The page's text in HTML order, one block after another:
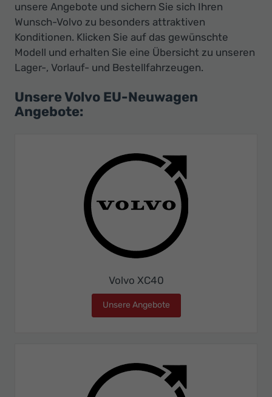
unsere Angebote und sichern Sie sich Ihren
Wunsch-Volvo zu besonders attraktiven
Konditionen. Klicken Sie auf das gewünschte
Modell und erhalten Sie eine Übersicht zu unseren
Lager-, Vorlauf- und Bestellfahrzeugen.
Unsere Volvo EU-Neuwagen
Angebote:
Volvo XC40
Unsere Angebote